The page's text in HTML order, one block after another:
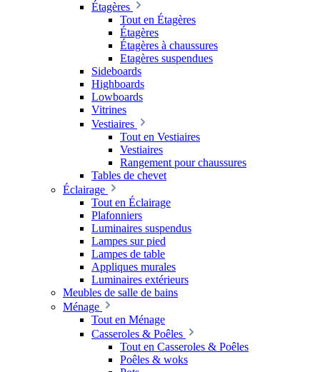
Étagères
Tout en Étagères
Étagères
Étagères à chaussures
Etagères suspendues
Sideboards
Highboards
Lowboards
Vitrines
Vestiaires
Tout en Vestiaires
Vestiaires
Rangement pour chaussures
Tables de chevet
Éclairage
Tout en Éclairage
Plafonniers
Luminaires suspendus
Lampes sur pied
Lampes de table
Appliques murales
Luminaires extérieurs
Meubles de salle de bains
Ménage
Tout en Ménage
Casseroles & Poêles
Tout en Casseroles & Poêles
Poêles & woks